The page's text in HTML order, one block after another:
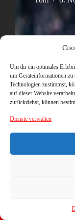
Um dir ein optimales
um Geräteinformationen zu
Technologien zustimmst,
auf dieser Website
zurückziehst, können
Dienste verwalten